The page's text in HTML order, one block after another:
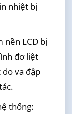
nhiệt bị
nền LCD bị
đơ liệt
do va đập
thống: